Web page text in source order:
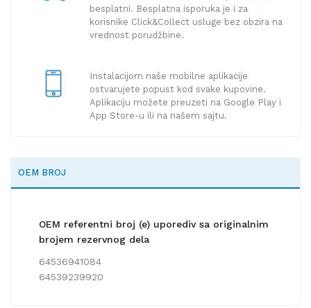
besplatni. Besplatna isporuka je i za
korisnike Click&Collect usluge bez obzira na
vrednost porudžbine.
Instalacijom naše mobilne aplikacije
ostvarujete popust kod svake kupovine.
Aplikaciju možete preuzeti na Google Play i
App Store-u ili na našem sajtu.
OEM BROJ
OEM referentni broj (e) uporediv sa originalnim
brojem rezervnog dela
64536941084
64539239920